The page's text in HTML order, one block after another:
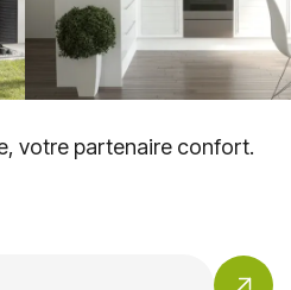
votre partenaire confort.